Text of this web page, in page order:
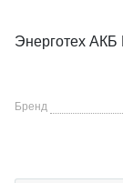
Энерготех АКБ
Бренд